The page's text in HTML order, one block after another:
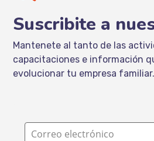
Suscribite a
Mantenete al tanto de las
capacitaciones e información
evolucionar tu empresa familiar.
Correo electrónico